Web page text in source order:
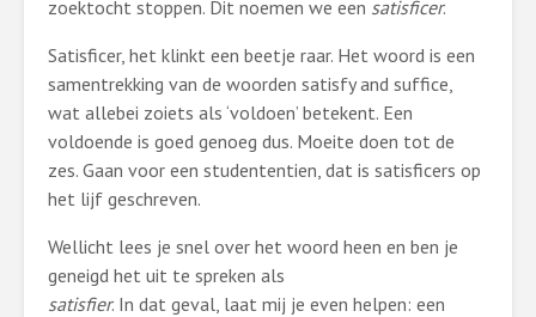
zoektocht stoppen. Dit noemen we een satisficer.
Satisficer, het klinkt een beetje raar. Het woord is een
samentrekking van de woorden satisfy and suffice,
wat allebei zoiets als ‘voldoen’ betekent. Een
voldoende is goed genoeg dus. Moeite doen tot de
zes. Gaan voor een studententien, dat is satisficers op
het lijf geschreven.
Wellicht lees je snel over het woord heen en ben je
geneigd het uit te spreken als
satisfier. In dat geval, laat mij je even helpen: een